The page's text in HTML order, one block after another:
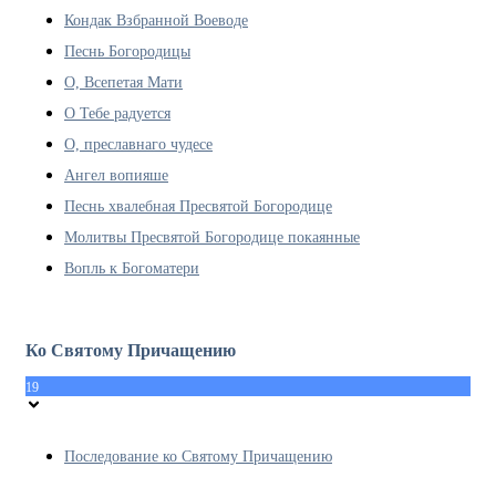
Кондак Взбранной Воеводе
Песнь Богородицы
О, Всепетая Мати
О Тебе радуется
О, преславнаго чудесе
Ангел вопияше
Песнь хвалебная Пресвятой Богородице
Молитвы Пресвятой Богородице покаянные
Вопль к Богоматери
Ко Святому Причащению
19
Последование ко Святому Причащению